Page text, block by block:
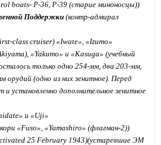
boats- P-36, P-39 (старие миноносцы))
Поддержки (контр-адмирал
-class cruiser) «Iwate», «Izumo»
), «Yakumo» и «Kasuga» (учебный
только одно 254-мм, два 203-мм,
орудий (одно из них зенитное). Перед
и установленно дополнительное зенитное
» и «Uji»
«Fuso», «Yamashiro» (флагман-2))
25 February 1943)(устаревшие ЭМ